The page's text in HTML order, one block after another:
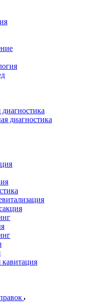
диагностика
диагностика
кавитация